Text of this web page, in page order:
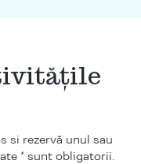
si rezervă unul sau
* sunt obligatorii.